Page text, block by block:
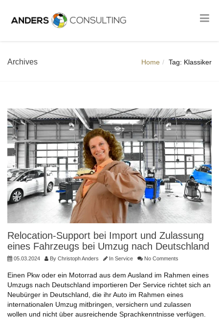
Archives Home Tag: Klassiker
Relocation-Support bei Import und Zulassung
eines Fahrzeugs bei Umzug nach Deutschland
05.03.2024 By Christoph Anders In Service No Comments
Einen Pkw oder ein Motorrad aus dem Ausland im Rahmen eines
Umzugs nach Deutschland importieren Der Service richtet sich an
Neubürger in Deutschland, die ihr Auto im Rahmen eines
internationalen Umzug mitbringen, versichern und zulassen
wollen und nicht über ausreichende Sprachkenntnisse verfügen.